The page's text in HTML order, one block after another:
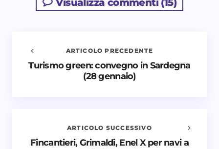
Avvisami quando vengono aggiunti nuovi
ARTICOLO PRECEDENTE
Turismo green: convegno in Sardegna
(28 gennaio)
ARTICOLO SUCCESSIVO
Fincantieri, Grimaldi, Enel X per navi a